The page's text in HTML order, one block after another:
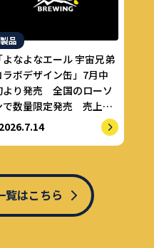
製品
「よなよなエール 宇宙兄弟
ラボデザイン缶」7月中
より発売 全国のローソ
で数量限定発売 売上の
一部をALS治療研究費とし
2026.7.14
覧はこちら